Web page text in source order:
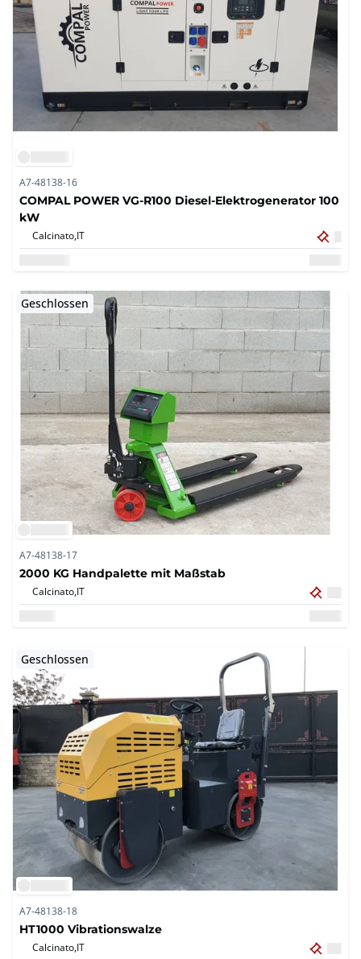
A7-48138-16
COMPAL POWER VG-R100 Diesel-Elektrogenerator 100
kW
Calcinato,IT
Geschlossen
A7-48138-17
2000 KG Handpalette mit Maßstab
Calcinato,IT
Geschlossen
A7-48138-18
HT1000 Vibrationswalze
Calcinato,IT